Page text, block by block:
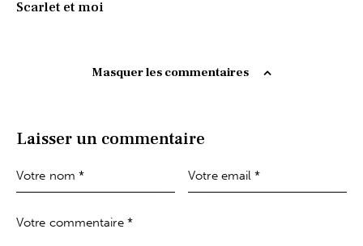
Scarlet et moi
Masquer les commentaires
Laisser un commentaire